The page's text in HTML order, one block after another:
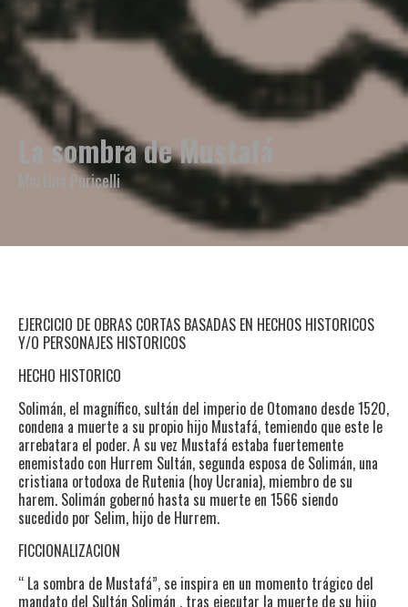
La sombra de Mustafá
Martina Puricelli
EJERCICIO DE OBRAS CORTAS BASADAS EN HECHOS HISTORICOS
Y/O PERSONAJES HISTORICOS
HECHO HISTORICO
Solimán, el magnífico, sultán del imperio de Otomano desde 1520,
condena a muerte a su propio hijo Mustafá, temiendo que este le
arrebatara el poder. A su vez Mustafá estaba fuertemente
enemistado con Hurrem Sultán, segunda esposa de Solimán, una
cristiana ortodoxa de Rutenia (hoy Ucrania), miembro de su
harem. Solimán gobernó hasta su muerte en 1566 siendo
sucedido por Selim, hijo de Hurrem.
FICCIONALIZACION
“ La sombra de Mustafá”, se inspira en un momento trágico del
mandato del Sultán Solimán , tras ejecutar la muerte de su hijo